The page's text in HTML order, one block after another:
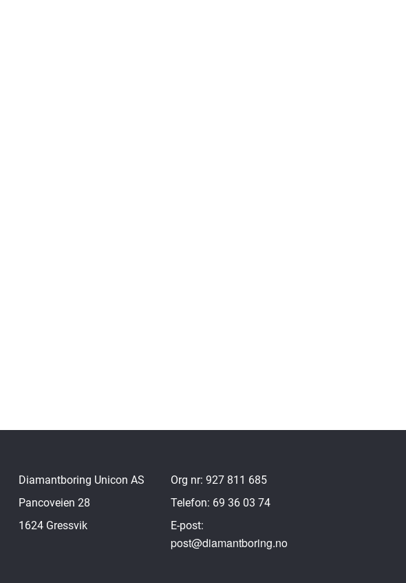
Diamantboring Unicon AS
Pancoveien 28
1624 Gressvik
Org nr: 927 811 685
Telefon: 69 36 03 74
E-post:
post@diamantboring.no